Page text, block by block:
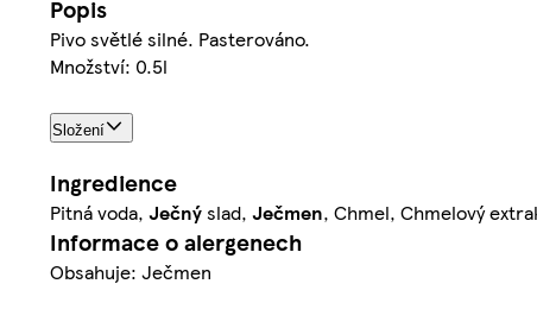
Popis
Pivo světlé silné. Pasterováno.
Množství: 0.5l
Složení
Ingredience
Pitná voda, Ječnýslad, Ječmen, Chmel, Chmelový
Informace o alergenech
Obsahuje: Ječmen